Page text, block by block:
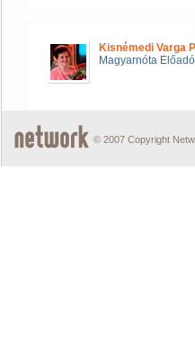
Kisnémedi Varga
Magyarnóta
© 2007 Copyright